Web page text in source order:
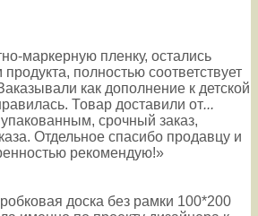
маркерную пленку, остались
полностью соответствует
как дополнение к детской
Товар доставили от...
срочный заказ,
Отдельное спасибо продавцу и
рекомендую!»
доска без рамки 100*200